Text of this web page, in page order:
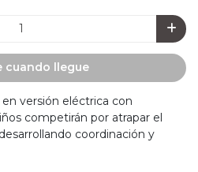
cuando llegue
versión eléctrica con
competirán por atrapar el
coordinación y